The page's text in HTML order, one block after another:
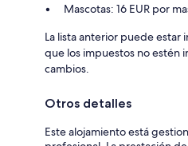
Mascotas: 16 EUR por
La lista anterior puede estar
que los impuestos no estén
cambios.
Otros detalles
Este alojamiento está